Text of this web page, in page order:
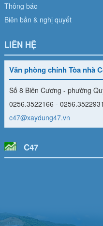
Thông báo
Biên bản & nghị quyết
LIÊN HỆ
Văn phòng chính Tòa nhà
Số 8 Biên Cương - phường
0256.3522166 - 0256.3522931
c47@xaydung47.vn
C47